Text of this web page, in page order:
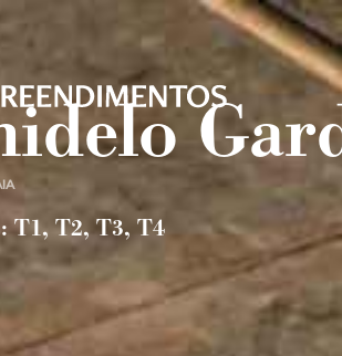
T1, T2, T3, T4